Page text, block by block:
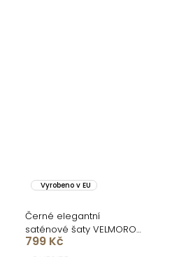
Vyrobeno v EU
Černé elegantní
saténové šaty VELMORO
s body
799 Kč